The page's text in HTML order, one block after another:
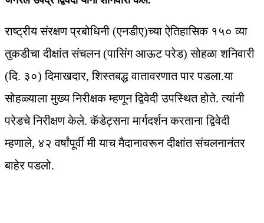
राष्ट्रीय संरक्षण प्रबोधिनी (एनडीए)च्या ऐतिहासिक १५० व्या
तुकडीचा दीक्षांत संचलन (पासिंग आऊट परेड) सोहळा शनिवारी
(दि. ३०) दिमाखदार, शिस्तबद्ध वातावरणात पार पडला.या
सोहळ्याला मुख्य निरीक्षक म्हणून द्विवेदी उपस्थित होते. त्यांनी
परेडचे निरीक्षण केले. कॅडेट्सना मार्गदर्शन करताना द्विवेदी
म्हणाले, ४२ वर्षांपूर्वी मी याच मैदानावरून दीक्षांत संचलनानंतर
बाहेर पडलो.